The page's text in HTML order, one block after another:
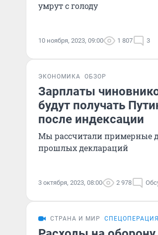
умрут с голоду
10 ноября, 2023, 09:00 1 807 3
ЭКОНОМИКА ОБЗОР
Зарплаты
будут получать
после индексации
Мы рассчитали примерные
прошлых деклараций
3 октября, 2023, 08:00 2 978
СТРАНА И МИР